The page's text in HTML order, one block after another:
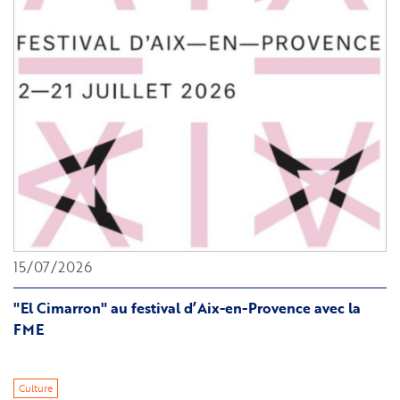
"El Cimarron" au festival d’Aix-en-Provence avec la
FME
Culture
15/07/2026